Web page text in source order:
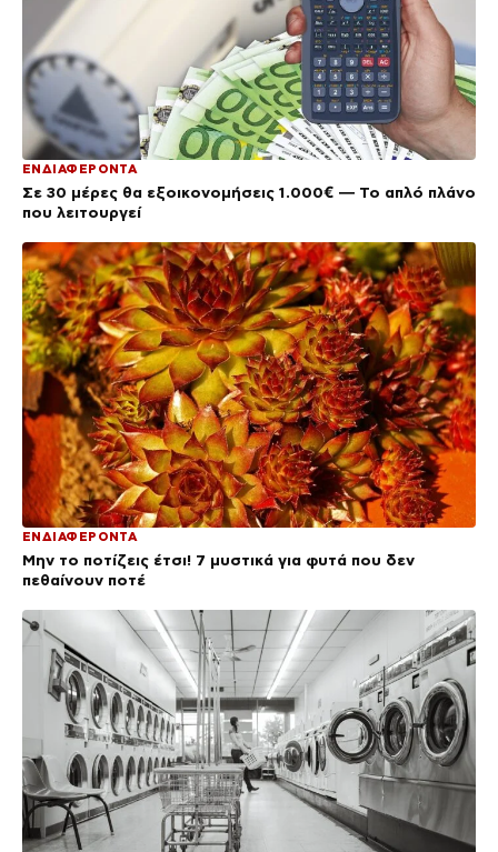
ΕΝΔΙΑΦΕΡΟΝΤΑ
Σε 30 μέρες θα εξοικονομήσεις 1.000€ — Το απλό πλάνο
που λειτουργεί
ΕΝΔΙΑΦΕΡΟΝΤΑ
Μην το ποτίζεις έτσι! 7 μυστικά για φυτά που δεν
πεθαίνουν ποτέ